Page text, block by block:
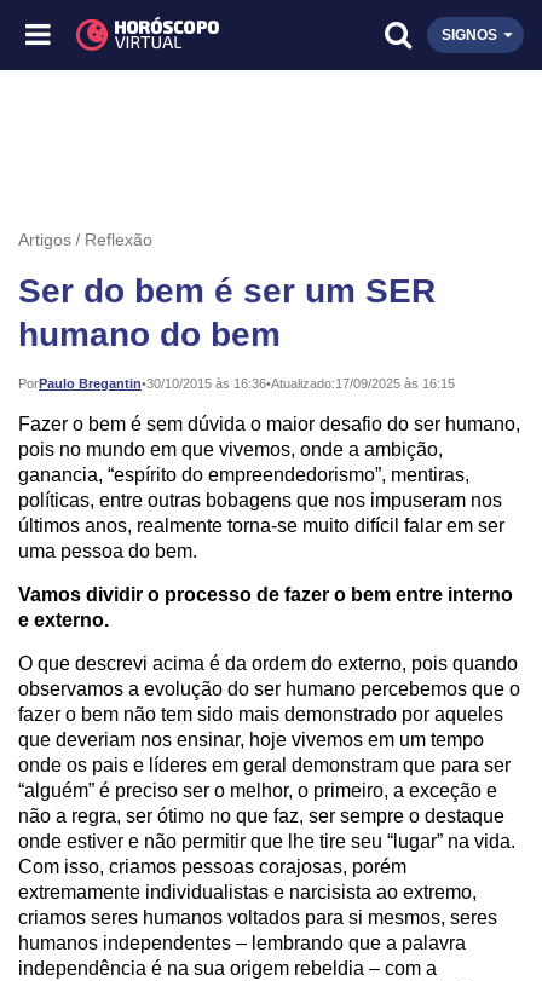
SIGNOS
Artigos Reflexão
Ser do bem é ser um SER
humano do bem
PorPaulo Bregantin•
Publicado: 30/10/2015 às 16:36•Atualizado:17/09/2025 às 16:15
Fazer o bem é sem dúvida o maior desafio do ser humano,
pois no mundo em que vivemos, onde a ambição,
ganancia, “espírito do empreendedorismo”, mentiras,
políticas, entre outras bobagens que nos impuseram nos
últimos anos, realmente torna-se muito difícil falar em ser
uma pessoa do bem.
Vamos dividir o processo de fazer o bem entre interno
e externo.
O que descrevi acima é da ordem do externo, pois quando
observamos a evolução do ser humano percebemos que o
fazer o bem não tem sido mais demonstrado por aqueles
que deveriam nos ensinar, hoje vivemos em um tempo
onde os pais e líderes em geral demonstram que para ser
“alguém” é preciso ser o melhor, o primeiro, a exceção e
não a regra, ser ótimo no que faz, ser sempre o destaque
onde estiver e não permitir que lhe tire seu “lugar” na vida.
Com isso, criamos pessoas corajosas, porém
extremamente individualistas e narcisista ao extremo,
criamos seres humanos voltados para si mesmos, seres
humanos independentes – lembrando que a palavra
independência é na sua origem rebeldia – com a